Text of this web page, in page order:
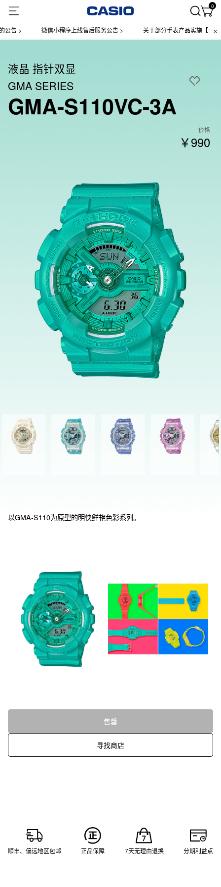
0
> 微信小程序上线售后服务公告 > 关于部分手表产品实施【一物一
液晶 指针双显
GMA SERIES
GMA-S110VC-3A
价格
￥990
以GMA-S110为原型的明快鲜艳色彩系列。
售罄
寻找商店
顺丰、偏远地区包邮 正品保障 7天无理由退换 分期利益点